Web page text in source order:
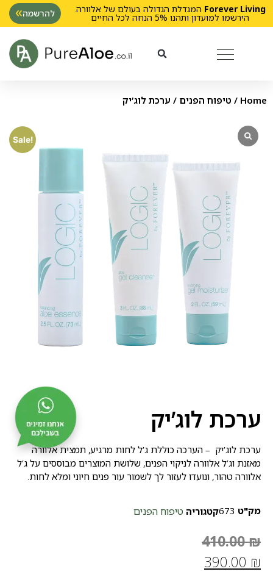
Forever Living המגדלת הגדולה בעולם של אלוורה.
הירשמו למועדון ותהנו 5% הנחה לכל החיים להרשמה
Home
/ טיפוח הפנים / ערכת לוג’יק
Sale!
ערכת לוג’יק
ערכת לוג’יק – הערכה כוללת ג’ל לחות מרגיע, תמצית אלוורה
מאזנת וג’ל אלוורה לניקוי הפנים, שלושת המוצרים מבוססים על ג’ל
אלוורה טהור, ונועדו לעזור לך לשמור עור פנים חיוני ומלא לחות.
מק"ט 673קטגוריה טיפוח הפנים
410.00₪
390.00 ₪